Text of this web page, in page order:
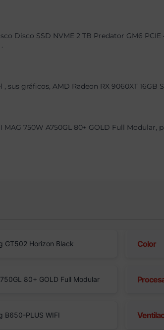
Disco SSD NVME 2 TB Predator GM6
gráficos, AMD Radeon RX 9060XT 16GB
750W A750GL 80+ GOLD Full
GT502 Horizon Black Color
80+ GOLD Full Modular
B650-PLUS WIFI